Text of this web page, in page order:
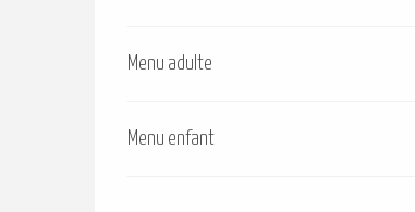
Menu adulte
Menu enfant